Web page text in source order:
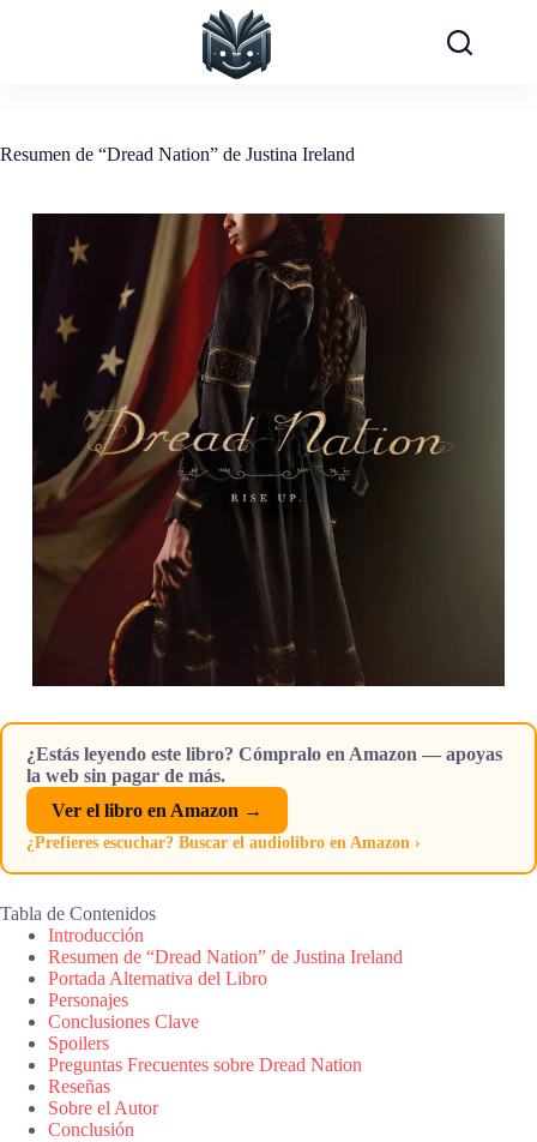
Resumen de “Dread Nation” de Justina Ireland
¿Estás leyendo este libro? Cómpralo en Amazon — apoyas
la web sin pagar de más.
Ver el libro en Amazon →
¿Prefieres escuchar? Buscar el audiolibro en Amazon ›
Tabla de Contenidos
Introducción
Resumen de “Dread Nation” de Justina Ireland
Portada Alternativa del Libro
Personajes
Conclusiones Clave
Spoilers
Preguntas Frecuentes sobre Dread Nation
Reseñas
Sobre el Autor
Conclusión